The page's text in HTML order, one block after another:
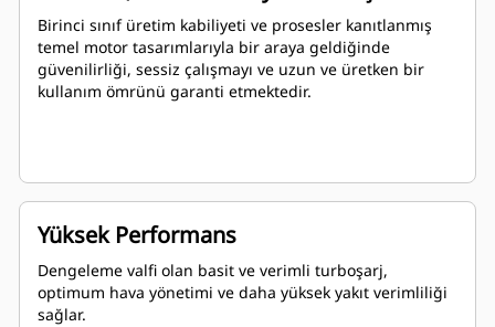
Birinci sınıf üretim kabiliyeti ve prosesler kanıtlanmış
temel motor tasarımlarıyla bir araya geldiğinde
güvenilirliği, sessiz çalışmayı ve uzun ve üretken bir
kullanım ömrünü garanti etmektedir.
Yüksek Performans
Dengeleme valfi olan basit ve verimli turboşarj,
optimum hava yönetimi ve daha yüksek yakıt verimliliği
sağlar.